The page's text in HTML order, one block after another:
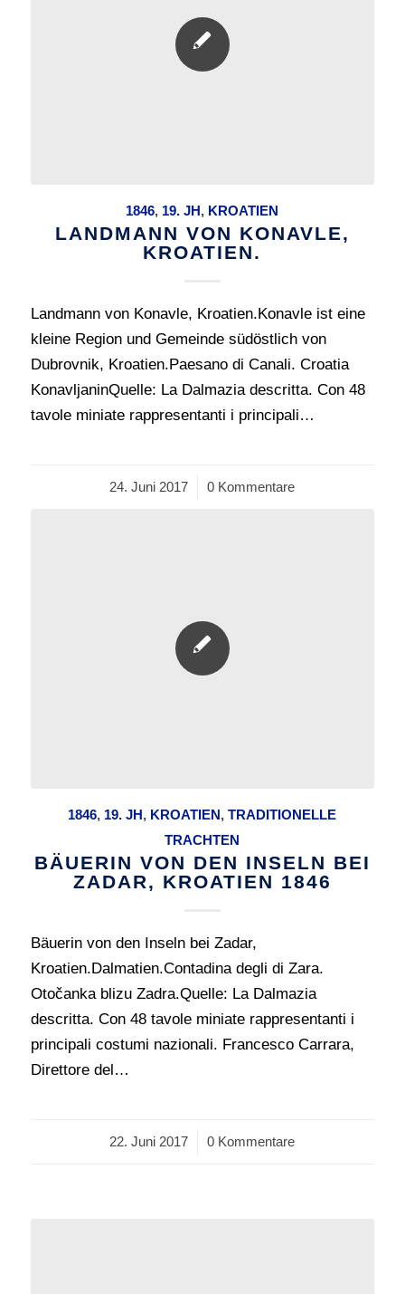
1846, 19. JH, KROATIEN
LANDMANN VON KONAVLE,
KROATIEN.
Landmann von Konavle, Kroatien.Konavle ist eine
kleine Region und Gemeinde südöstlich von
Dubrovnik, Kroatien.Paesano di Canali. Croatia
KonavljaninQuelle: La Dalmazia descritta. Con 48
tavole miniate rappresentanti i principali…
24. Juni 2017
/ 0 Kommentare
1846, 19. JH, KROATIEN,TRADITIONELLE
TRACHTEN
BÄUERIN VON DEN INSELN BEI
ZADAR, KROATIEN 1846
Bäuerin von den Inseln bei Zadar,
Kroatien.Dalmatien.Contadina degli di Zara.
Otočanka blizu Zadra.Quelle: La Dalmazia
descritta. Con 48 tavole miniate rappresentanti i
principali costumi nazionali. Francesco Carrara,
Direttore del…
22. Juni 2017
/ 0 Kommentare